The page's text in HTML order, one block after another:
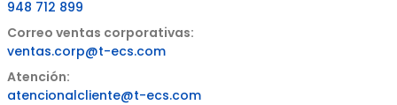
948 712 899
Correo ventas corporativas:
ventas.corp@t-ecs.com
Atención:
atencionalcliente@t-ecs.com